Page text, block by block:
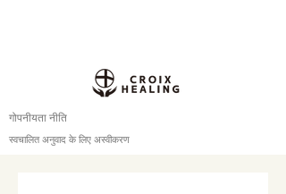
गोपनीयता नीति
स्वचालित अनुवाद के लिए अस्वीकरण